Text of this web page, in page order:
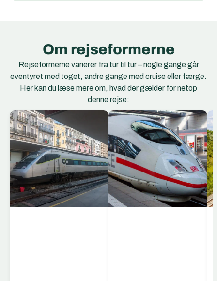
Om rejseformerne
Rejseformerne varierer fra tur til tur – nogle gange går
eventyret med toget, andre gange med cruise eller færge.
Her kan du læse mere om, hvad der gælder for netop
denne rejse:
Comboios de
Portugal
Comboios de Portugal
(CP) er Portugals
nationale togselskab
og forbinder landets
største byer, regionale